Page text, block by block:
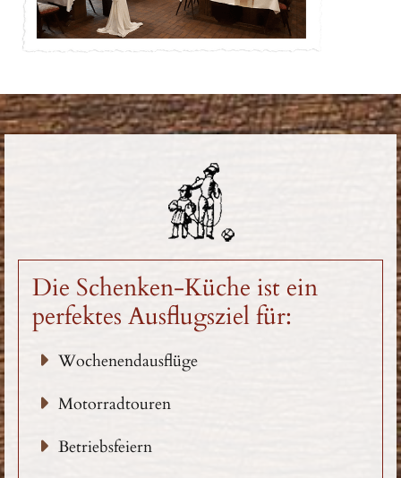
Die Schenken-Küche ist ein
perfektes Ausflugsziel für:
Wochenendausflüge
Motorradtouren
Betriebsfeiern